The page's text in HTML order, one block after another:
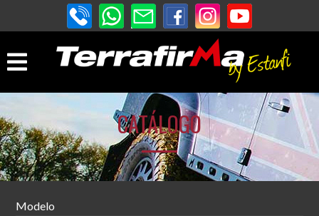
CATÁLOGO
Modelo